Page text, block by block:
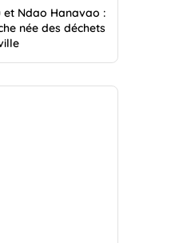
et Ndao Hanavao :
née des déchets